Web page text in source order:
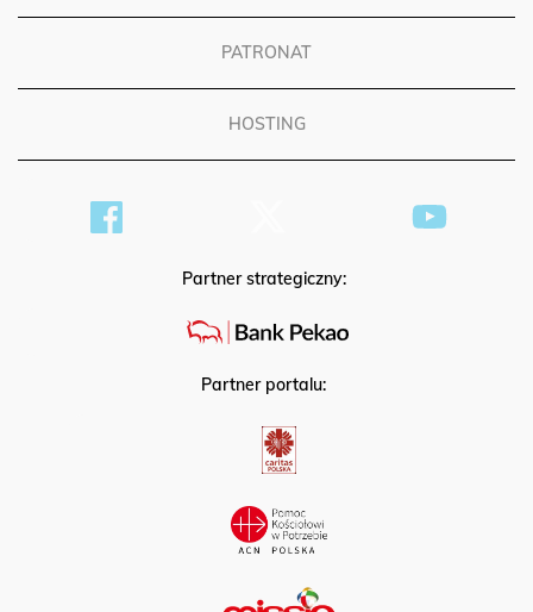
PATRONAT
HOSTING
Partner strategiczny:
Partner portalu: